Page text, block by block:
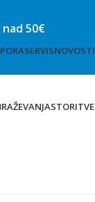
50€
SERVISNOVOSTI
STORITVE